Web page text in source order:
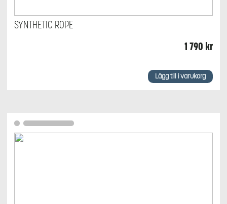
SYNTHETIC ROPE
1 790 kr
Lägg till i varukorg